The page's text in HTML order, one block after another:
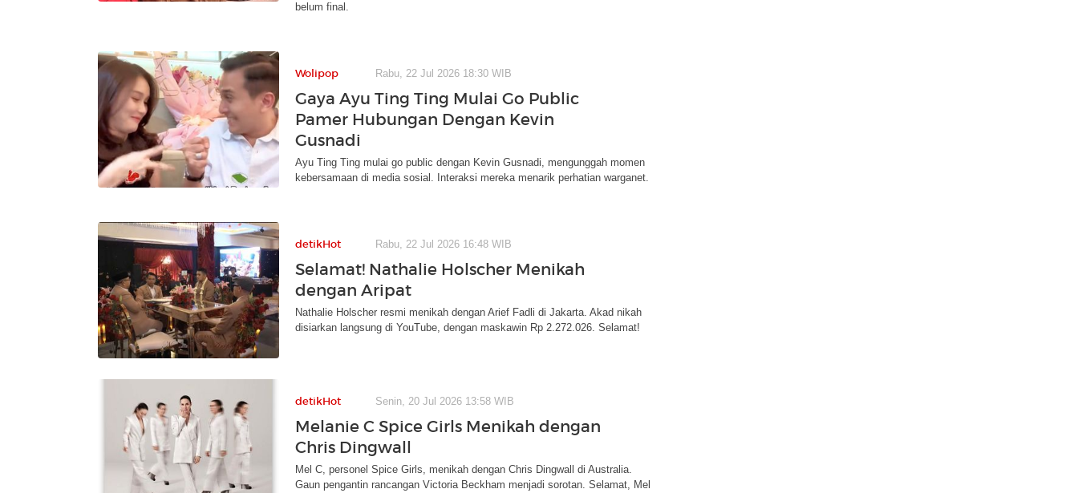
belum final.
Wolipop Rabu, 22 Jul 2026 18:30 WIB
Gaya Ayu Ting Ting Mulai Go Public
Pamer Hubungan Dengan Kevin
Gusnadi
Ayu Ting Ting mulai go public dengan Kevin Gusnadi, mengunggah momen
kebersamaan di media sosial. Interaksi mereka menarik perhatian warganet.
detikHot Rabu, 22 Jul 2026 16:48 WIB
Selamat! Nathalie Holscher Menikah
dengan Aripat
Nathalie Holscher resmi menikah dengan Arief Fadli di Jakarta. Akad nikah
disiarkan langsung di YouTube, dengan maskawin Rp 2.272.026. Selamat!
detikHot Senin, 20 Jul 2026 13:58 WIB
Melanie C Spice Girls Menikah dengan
Chris Dingwall
Mel C, personel Spice Girls, menikah dengan Chris Dingwall di Australia.
Gaun pengantin rancangan Victoria Beckham menjadi sorotan. Selamat, Mel